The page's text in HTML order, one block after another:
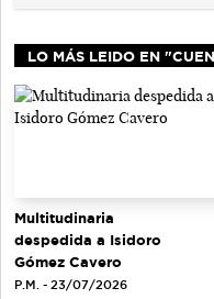
LO MÁS LEIDO EN
Multitudinaria
despedida a Isidoro
Gómez Cavero
P.M. - 23/07/2026